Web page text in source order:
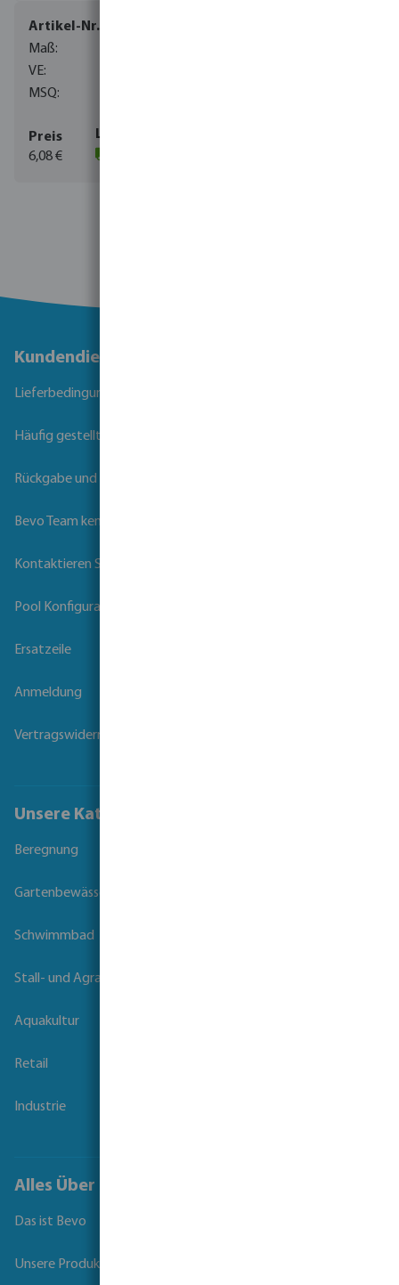
6,08 €
Kundendienst
Lieferbedingungen
Häufig gestellte Fragen
Rückgabe und Garantie
Bevo Team kennenlernen
Kontaktieren Sie uns
Pool Konfigurator
Ersatzeile
Anmeldung
Vertragswiderruf
Unsere Kataloge
Beregnung
Gartenbewässerung
Schwimmbad
Stall- und Agrartechnik
Aquakultur
Retail
Industrie
Alles Über Bevo
Das ist Bevo
Unsere Produkte